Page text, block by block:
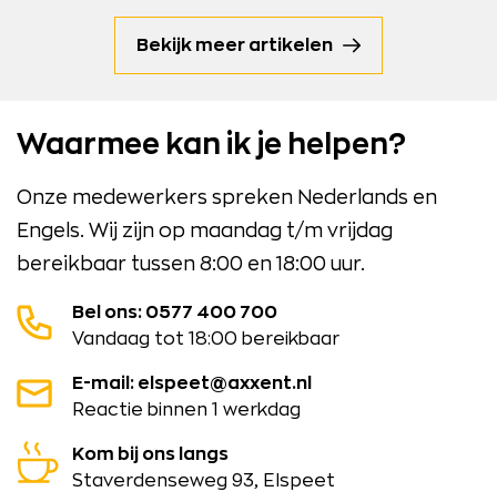
Bekijk meer artikelen
Waarmee kan ik je helpen?
Onze medewerkers spreken Nederlands en
Engels. Wij zijn op maandag t/m vrijdag
bereikbaar tussen 8:00 en 18:00 uur.
Bel ons: 0577 400 700
Vandaag tot 18:00 bereikbaar
E-mail: elspeet@axxent.nl
Reactie binnen 1 werkdag
Kom bij ons langs
Staverdenseweg 93, Elspeet